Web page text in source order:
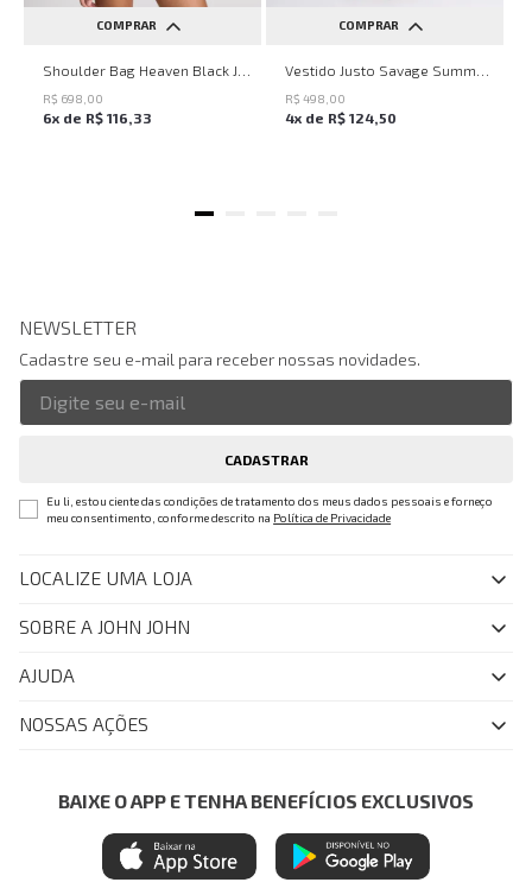
COMPRAR
UN
R$ 698 00
6x de R$ 116 33
COMPRAR
PP P M G
R$ 498 00
4x de R$ 124 50
NEWSLETTER
Cadastre seu e-mail para receber nossas novidades.
CADASTRAR
Eu li, estou ciente das condições de tratamento dos meus dados pessoais e forneço
meu consentimento, conforme descrito na Política de Privacidade
LOCALIZE UMA LOJA
SOBRE A JOHN JOHN
Quem Somos
John John Club
Painel de Privacidade
Central de Preferências
Ética e Sustentabilidade
AJUDA
FAQ
Regulamentos
Seja um Revendedor
NOSSAS AÇÕES
Azul Fidelidade
Mastercard
Itau Personnalite
BAIXE O APP E TENHA BENEFÍCIOS EXCLUSIVOS